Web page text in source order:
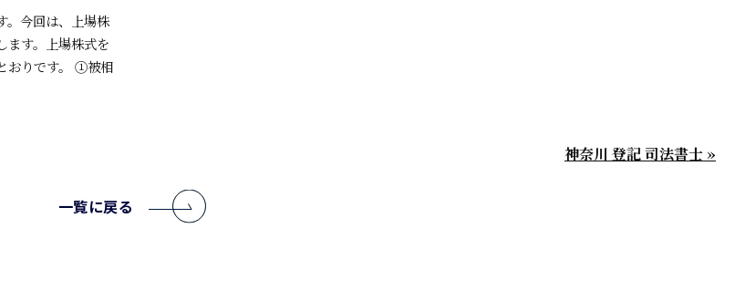
。今回は、上場株
ます。上場株式を
おりです。 ①被相
神奈川 登記 司法書士 »
一覧に戻る